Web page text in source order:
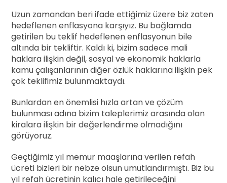
Uzun zamandan beri ifade ettiğimiz üzere biz zaten
hedeflenen enflasyona karşıyız. Bu bağlamda
getirilen bu teklif hedeflenen enflasyonun bile
altında bir tekliftir. Kaldı ki, bizim sadece mali
haklara ilişkin değil, sosyal ve ekonomik haklarla
kamu çalışanlarının diğer özlük haklarına ilişkin pek
çok teklifimiz bulunmaktaydı.
Bunlardan en önemlisi hızla artan ve çözüm
bulunması adına bizim taleplerimiz arasında olan
kiralara ilişkin bir değerlendirme olmadığını
görüyoruz.
Geçtiğimiz yıl memur maaşlarına verilen refah
ücreti bizleri bir nebze olsun umutlandırmıştı. Biz bu
yıl refah ücretinin kalıcı hale getirileceğini